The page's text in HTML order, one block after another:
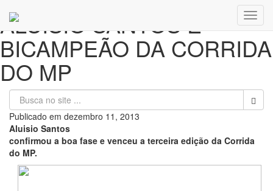
ALUISIO SANTOS É
BICAMPEÃO DA CORRIDA
DO MP
Publicado em dezembro 11, 2013
Aluisio Santos
confirmou a boa fase e venceu a terceira edição da Corrida
do MP.